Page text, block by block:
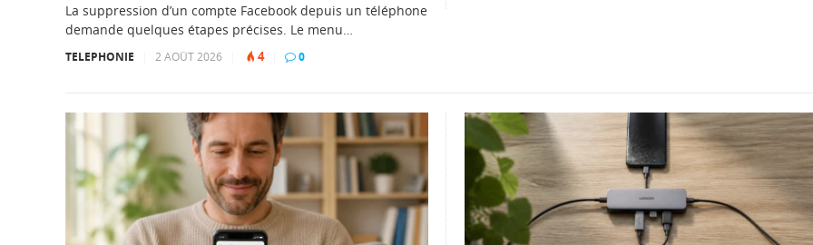
La suppression d’un compte Facebook depuis un téléphone
demande quelques étapes précises. Le menu…
TELEPHONIE 2 AOÛT 2026 4 0